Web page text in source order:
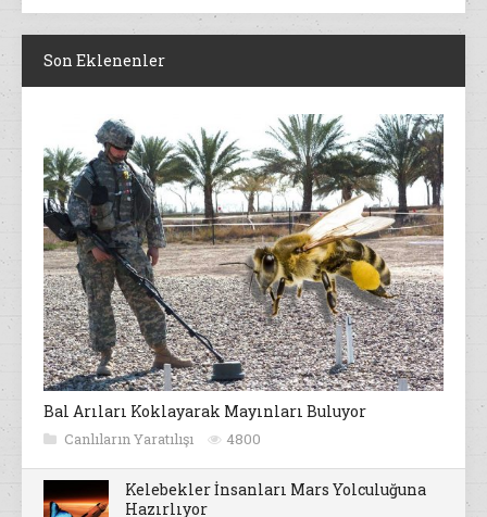
Son Eklenenler
Bal Arıları Koklayarak Mayınları Buluyor
Canlıların Yaratılışı 4800
Kelebekler İnsanları Mars Yolculuğuna
Hazırlıyor